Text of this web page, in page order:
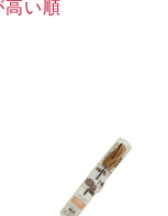
高い順